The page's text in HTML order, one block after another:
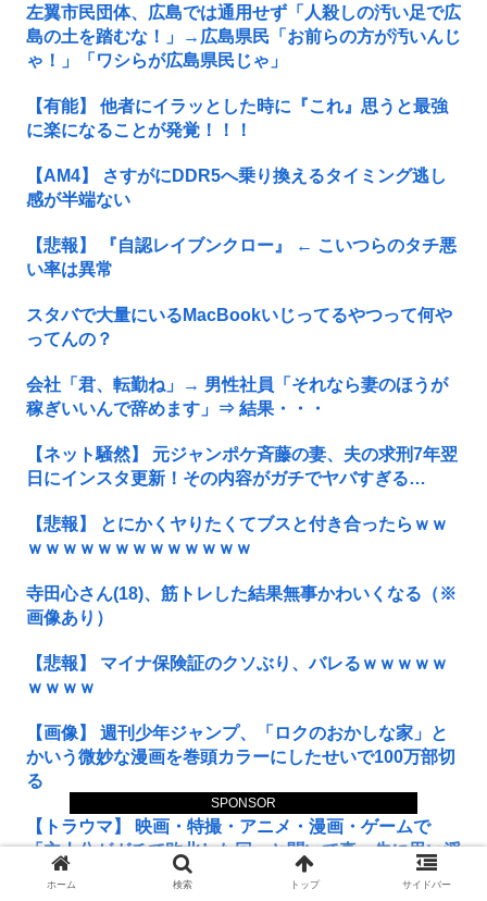
SPONSOR
左翼市民団体、広島では通用せず「人殺しの汚い足で広
島の土を踏むな！」→広島県民「お前らの方が汚いんじ
ゃ！」「ワシらが広島県民じゃ」
【有能】 他者にイラッとした時に『これ』思うと最強
に楽になることが発覚！！！
【AM4】 さすがにDDR5へ乗り換えるタイミング逃し
感が半端ない
【悲報】 『自認レイブンクロー』 ← こいつらのタチ悪
い率は異常
スタバで大量にいるMacBookいじってるやつって何や
ってんの？
会社「君、転勤ね」→ 男性社員「それなら妻のほうが
稼ぎいいんで辞めます」⇒ 結果・・・
【ネット騒然】 元ジャンポケ斉藤の妻、夫の求刑7年翌
日にインスタ更新！その内容がガチでヤバすぎる…
【悲報】 とにかくヤりたくてブスと付き合ったらｗｗ
ｗｗｗｗｗｗｗｗｗｗｗｗｗ
寺田心さん(18)、筋トレした結果無事かわいくなる（※
画像あり）
【悲報】 マイナ保険証のクソぶり、バレるｗｗｗｗｗ
ｗｗｗｗ
【画像】 週刊少年ジャンプ、「ロクのおかしな家」と
かいう微妙な漫画を巻頭カラーにしたせいで100万部切
る
【トラウマ】 映画・特撮・アニメ・漫画・ゲームで
「主人公がガチで敗北した回」と聞いて真っ先に思い浮
かぶのは？
ホーム 検索 トップ サイドバー